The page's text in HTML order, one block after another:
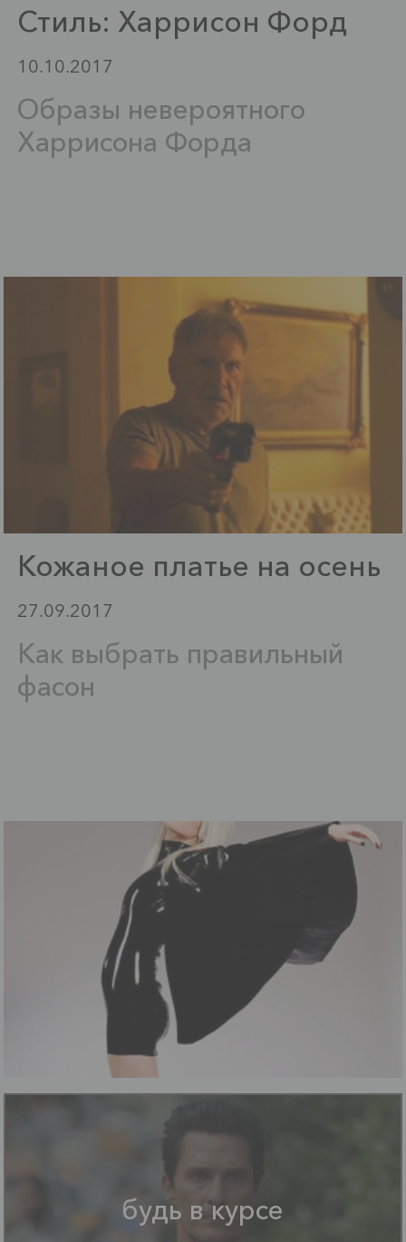
Стиль: Харрисон Форд
10.10.2017
Образы невероятного
Харрисона Форда
Кожаное платье на осень
27.09.2017
Как выбрать правильный
фасон
будь в курсе